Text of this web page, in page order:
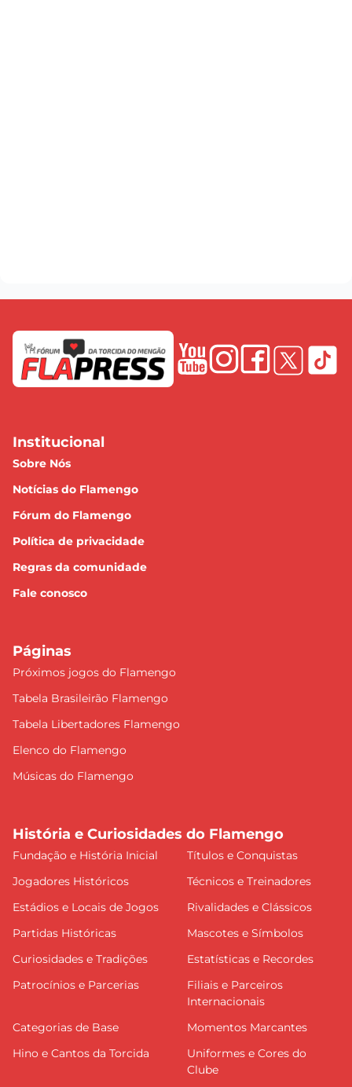
Institucional
Sobre Nós
Notícias do Flamengo
Fórum do Flamengo
Política de privacidade
Regras da comunidade
Fale conosco
Páginas
Próximos jogos do Flamengo
Tabela Brasileirão Flamengo
Tabela Libertadores Flamengo
Elenco do Flamengo
Músicas do Flamengo
História e Curiosidades do Flamengo
Fundação e História Inicial
Títulos e Conquistas
Jogadores Históricos
Técnicos e Treinadores
Estádios e Locais de Jogos
Rivalidades e Clássicos
Partidas Históricas
Mascotes e Símbolos
Curiosidades e Tradições
Estatísticas e Recordes
Patrocínios e Parcerias
Filiais e Parceiros
Internacionais
Categorias de Base
Momentos Marcantes
Hino e Cantos da Torcida
Uniformes e Cores do
Clube